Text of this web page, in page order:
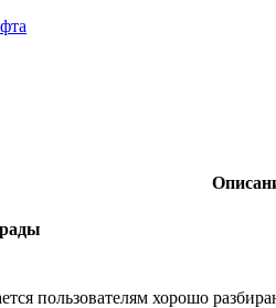
пользователям хорошо